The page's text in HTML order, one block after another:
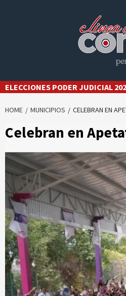
ELECCIONES PODER JUDICIAL
HOME MUNICIPIOS CELEBRAN EN
Celebran en